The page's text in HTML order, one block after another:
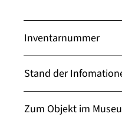
Inventarnummer
Stand der
Zum Objekt im